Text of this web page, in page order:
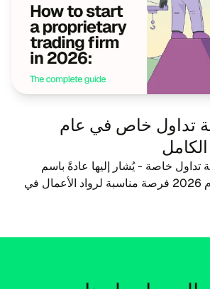
تداول خاص في عام
تداول خاصة - يُشار إليها عادةً باسم
شركة پروپ - في عام 2026 فرصة مناسبة لرواد الأعمال في
والوسطاء ومعلمي التداول. مع تطور